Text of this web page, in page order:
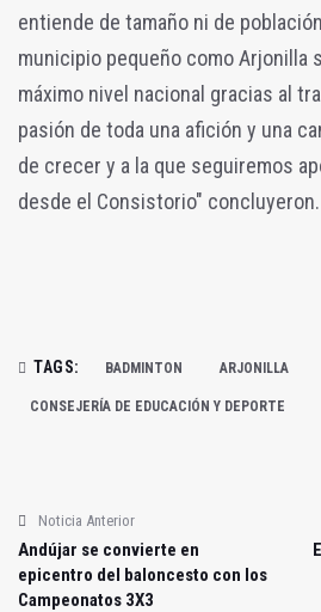
entiende de tamaño ni de
municipio pequeño como Arjonilla
máximo nivel nacional gracias al
pasión de toda una afición y una
de crecer y a la que seguiremos
desde el Consistorio" concluyeron.
TAGS: BADMINTON ARJONILLA
CONSEJERÍA DE EDUCACIÓN Y DEPORTE
Noticia Anterior
Andújar se convierte en
epicentro del baloncesto con los
Campeonatos 3X3